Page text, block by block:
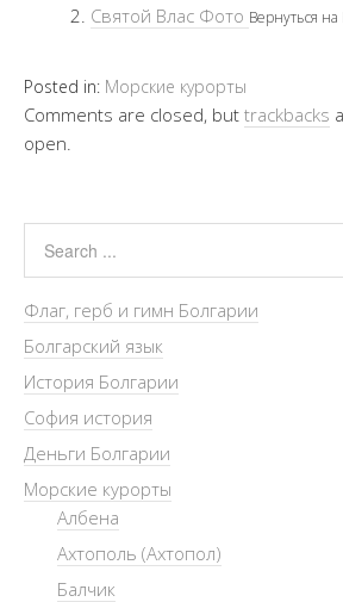
Святой Влас Фото Вернуться
Posted in: Морские курорты
Comments are closed, but trackbacks
open.
Флаг, герб и гимн Болгарии
Болгарский язык
История Болгарии
София история
Деньги Болгарии
Морские курорты
Албена
Ахтополь (Ахтопол)
Балчик